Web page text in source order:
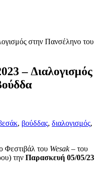
– Διαλογισμός
, βούδδας, διαλογισμός,
Φεστιβάλ του Wesak– του
την Παρασκευή 05/05/23